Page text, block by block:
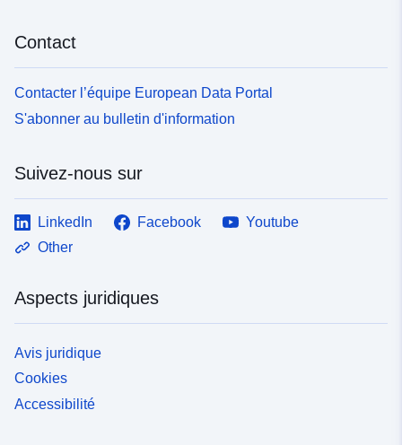
Contact
Contacter l’équipe European Data Portal
S'abonner au bulletin d'information
Suivez-nous sur
LinkedIn Facebook
Youtube
Other
Aspects juridiques
Avis juridique
Cookies
Accessibilité